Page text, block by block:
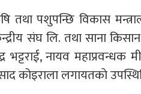
तथा पशुपन्छि विकास
संघ लि. तथा साना
नायव महाप्रवन्धक
कोइराला लगायतकाे